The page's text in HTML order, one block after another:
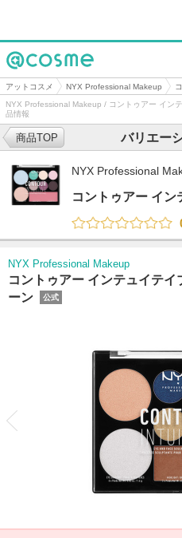
@cosme
アットコスメ NYX Professional Makeup
NYX Professional Makeup / コントゥアー イン
品情報
バリエー
商品TOP
NYX Professional
コントゥアー イン
NYX Professional Makeup
コントゥアー インテュイテイ
ーン
公式